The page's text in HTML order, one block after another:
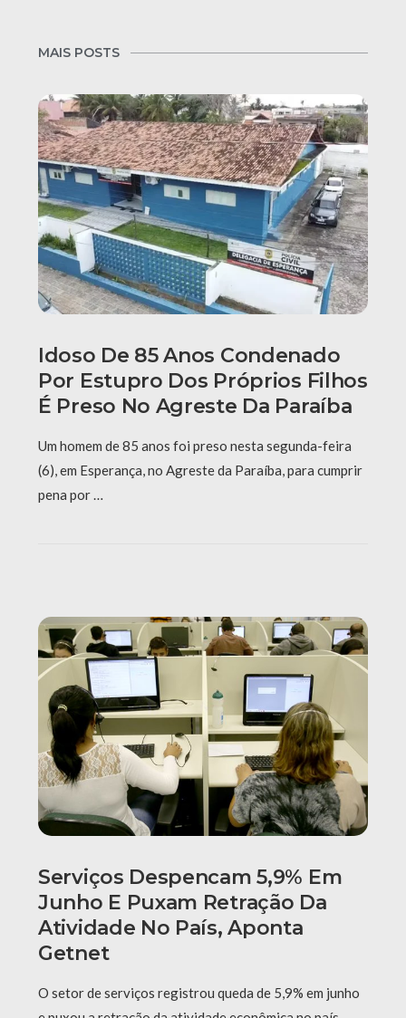
MAIS POSTS
Idoso De 85 Anos Condenado
Por Estupro Dos Próprios Filhos
É Preso No Agreste Da Paraíba
Um homem de 85 anos foi preso nesta segunda-feira
(6), em Esperança, no Agreste da Paraíba, para cumprir
pena por …
Serviços Despencam 5,9% Em
Junho E Puxam Retração Da
Atividade No País, Aponta
Getnet
O setor de serviços registrou queda de 5,9% em junho